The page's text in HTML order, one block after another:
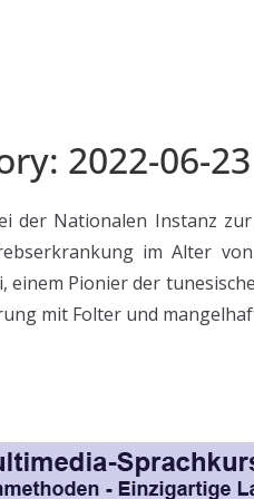
2022-06-23
der Nationalen Instanz
im Alter von
Pionier der
mit Folter und